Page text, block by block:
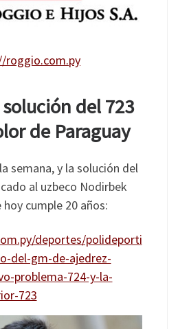
roggio.com.py
del 723
de Paraguay
semana, y la solución del
al uzbeco Nodirbek
cumple 20 años:
deportes/polideporti
del-gm-de-ajedrez-
problema-724-y-la-
723